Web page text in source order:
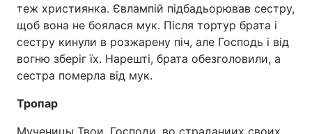
Тема оформлення
теж християнка. Євлампій підбадьорював сестру,
щоб вона не боялася мук. Після тортур брата і
сестру кинули в розжарену піч, але Господь і від
вогню зберіг їх. Нарешті, брата обезголовили, а
сестра померла від мук.
Тропар
Мученицы Твои, Господи, во страданиих своих